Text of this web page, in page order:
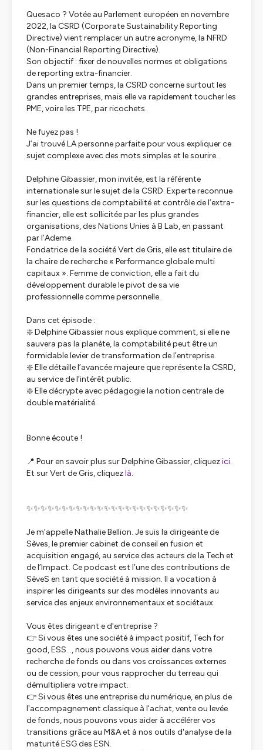
Quesaco ? Votée au Parlement européen en novembre
2022, la CSRD (Corporate Sustainability Reporting
Directive) vient remplacer un autre acronyme, la NFRD
(Non-Financial Reporting Directive).
Son objectif : fixer de nouvelles normes et obligations
de reporting extra-financier.
Dans un premier temps, la CSRD concerne surtout les
grandes entreprises, mais elle va rapidement toucher les
PME, voire les TPE, par ricochets.
Ne fuyez pas !
J’ai trouvé LA personne parfaite pour vous expliquer ce
sujet complexe avec des mots simples et le sourire.
Delphine Gibassier, mon invitée, est la référente
internationale sur le sujet de la CSRD. Experte reconnue
sur les questions de comptabilité et contrôle de l’extra-
financier, elle est sollicitée par les plus grandes
organisations, des Nations Unies à B Lab, en passant
par l’Ademe.
Fondatrice de la société Vert de Gris, elle est titulaire de
la chaire de recherche « Performance globale multi
capitaux ». Femme de conviction, elle a fait du
développement durable le pivot de sa vie
professionnelle comme personnelle.
Dans cet épisode :
❇️ Delphine Gibassier nous explique comment, si elle ne
sauvera pas la planète, la comptabilité peut être un
formidable levier de transformation de l’entreprise.
❇️ Elle détaille l’avancée majeure que représente la CSRD,
au service de l’intérêt public.
❇️ Elle décrypte avec pédagogie la notion centrale de
double matérialité.
Bonne écoute !
📍 Pour en savoir plus sur Delphine Gibassier, cliquezici.
Et sur Vert de Gris, cliquezlà.
✨✨✨✨✨✨✨✨✨✨✨✨✨✨✨✨✨✨✨✨✨✨✨
Je m’appelle Nathalie Bellion. Je suis la dirigeante de
Sèves, le premier cabinet de conseil en fusion et
acquisition engagé, au service des acteurs de la Tech et
de l’Impact. Ce podcast est l’une des contributions de
SèveS en tant que société à mission. Il a vocation à
inspirer les dirigeants sur des modèles innovants au
service des enjeux environnementaux et sociétaux.
Vous êtes dirigeant·e d'entreprise ?
👉 Si vous êtes une société à impact positif, Tech for
good, ESS..., nous pouvons vous aider dans votre
recherche de fonds ou dans vos croissances externes
ou de cession, pour vous rapprocher du terreau qui
démultipliera votre impact.
👉 Si vous êtes une entreprise du numérique, en plus de
l'accompagnement classique à l'achat, vente ou levée
de fonds, nous pouvons vous aider à accélérer vos
transitions grâce au M&A et à nos outils d'analyse de la
maturité ESG des ESN.